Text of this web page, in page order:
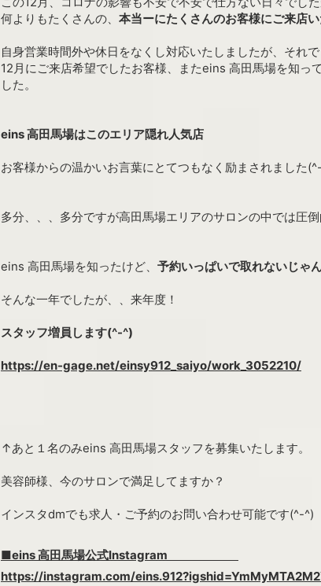
何よりもたくさんの、 本当ーにたくさんのお客様にご来店
自身営業時間外や休日をなくし対応いたしましたが、それ
12月にご来店希望でしたお客様、またeins 高田馬場を知
した。
eins 高田馬場はこのエリア隠れ人気店
お客様からの温かいお言葉にとてつもなく励まされました
多分、、、多分ですが高田馬場エリアのサロンの中では圧
eins 高田馬場を知ったけど、 予約いっぱいで取れないじゃ
そんな一年でしたが、、来年度！
スタッフ増員します(^-^)
https://en-gage.net/einsy912_saiyo/work_3052210/
↑あと１名のみeins 高田馬場スタッフを募集いたします。
美容師様、今のサロンで満足してますか？
インスタdmでも求人・ご予約のお問い合わせ可能です(^-^)
■eins 高田馬場公式Instagram
https://instagram.com/